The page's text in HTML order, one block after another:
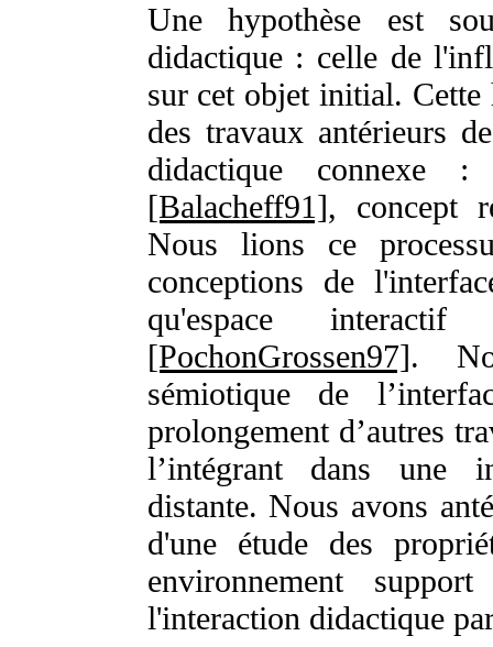
Une hypothèse est
didactique : celle de
sur cet objet initial. Cette
des travaux antérieurs
didactique connexe :
[Balacheff91], concept
Nous lions ce
conceptions de
qu'espace
[PochonGrossen97].
sémiotique de
prolongement d’autres
l’intégrant dans une
distante. Nous avons
d'une étude des
environnement
l'interaction didactique